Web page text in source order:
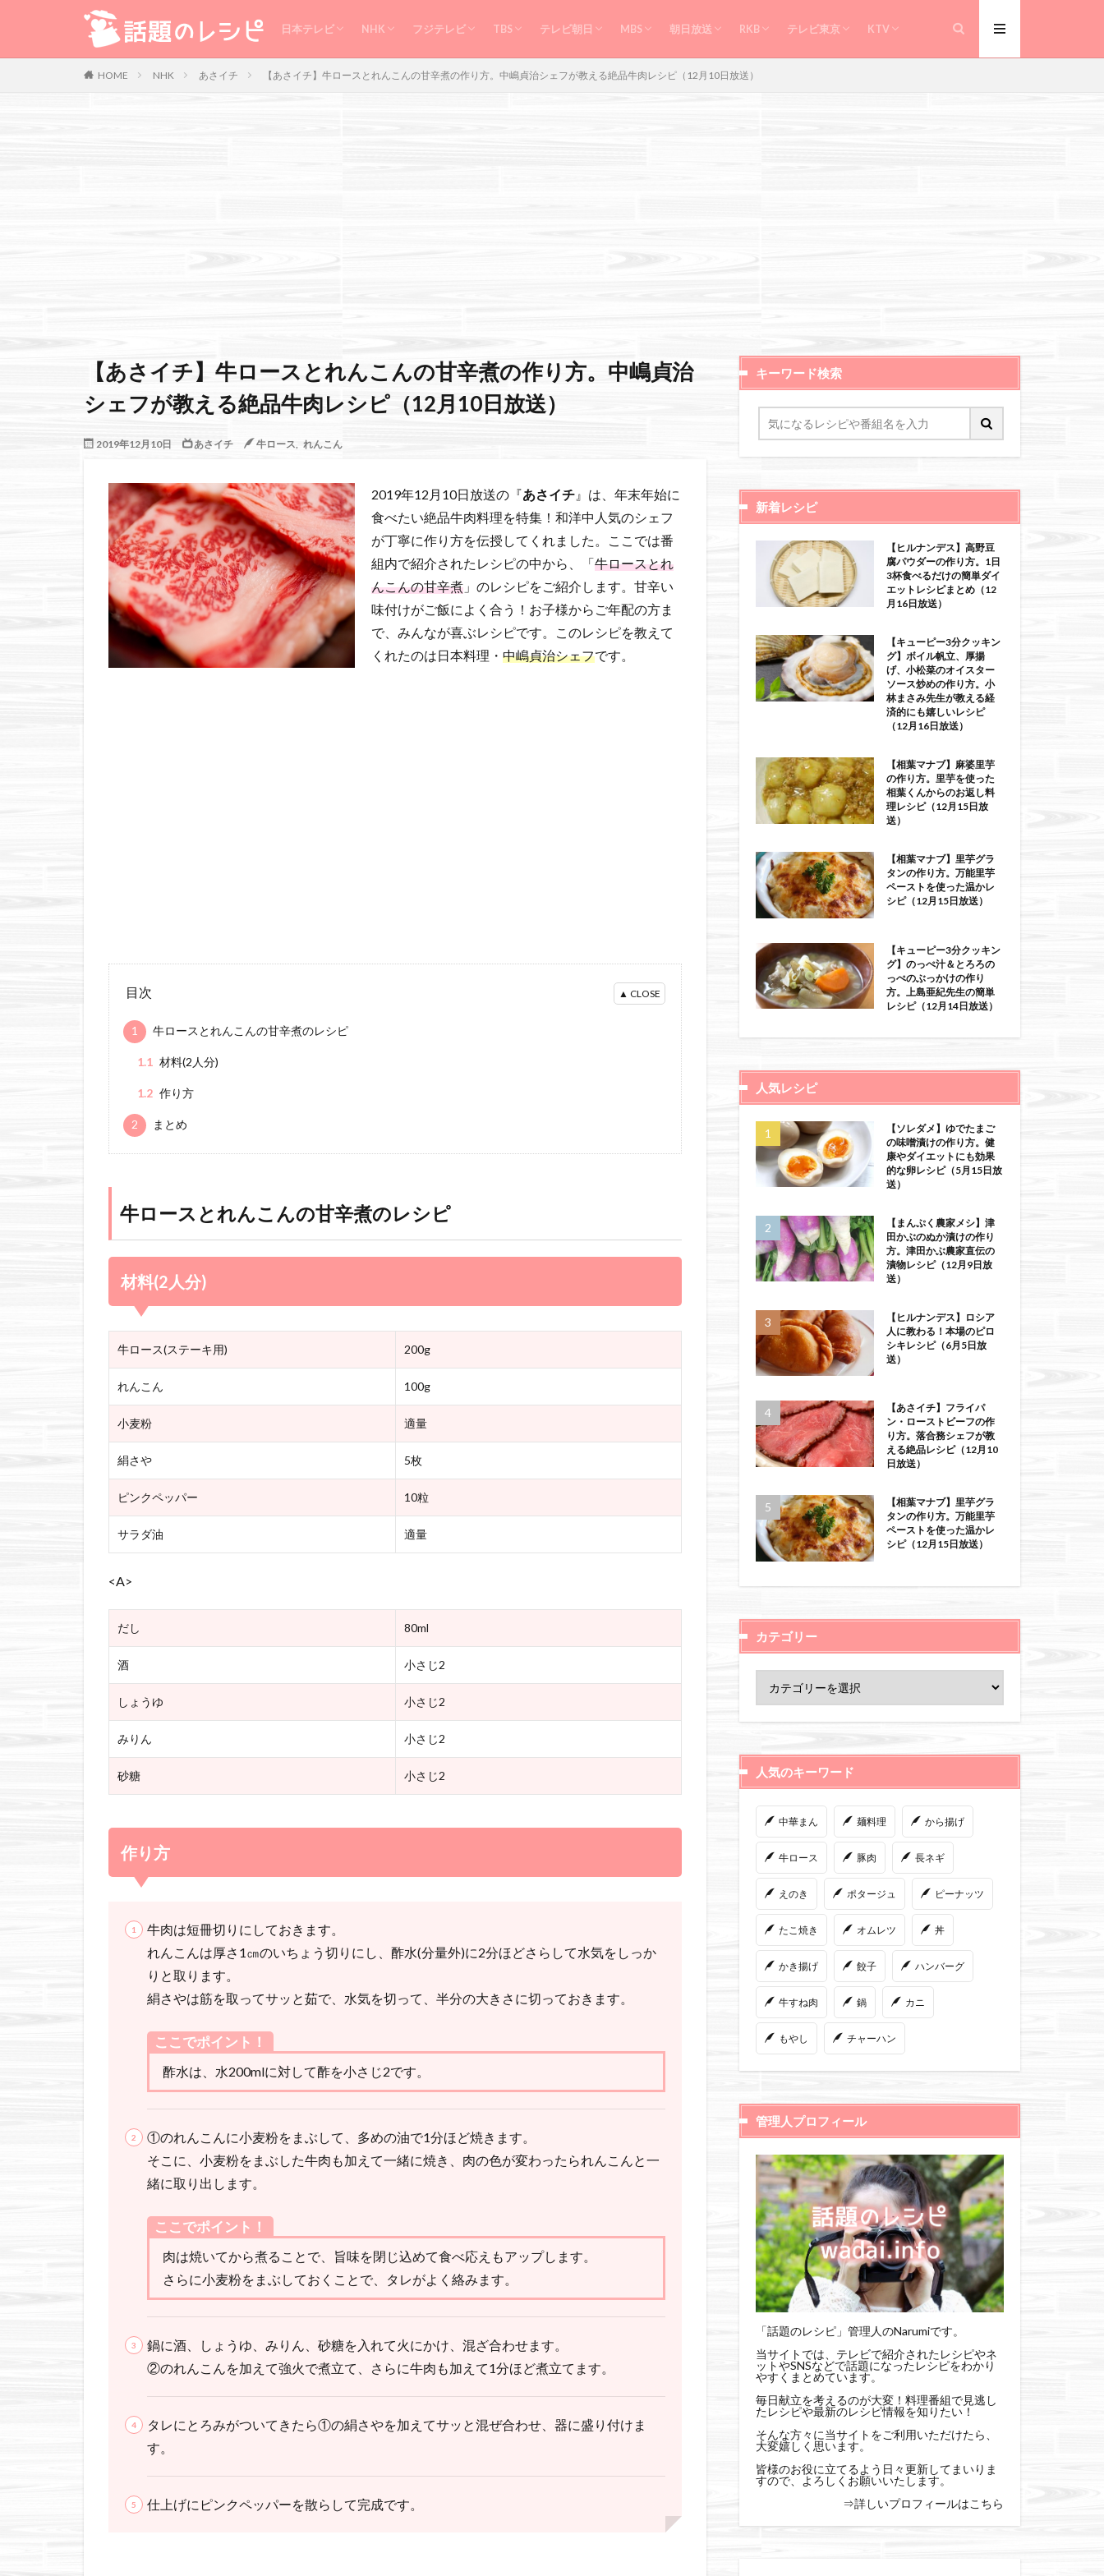
日本テレビ
キューピー3分クッキング
ヒルナンデス
メレンゲの気持ち
有吉ゼミ
世界一受けたい授業
超問クイズ
NHK
あさイチ
ごごナマ
まんぷく農家メシ
フジテレビ
ノンストップ
TBS
モニタリング
テレビ朝日
おかずのクッキング
相葉マナブ
家事ヤロウ
MBS
教えてもらう前と後
朝日放送
上沼恵美子のおしゃべりクッキング
RKB
たべごころ
今日感テレビ
テレビ東京
ソレダメ
主治医が見つかる診療所
男子ごはん
KTV
モモコのOH！ソレ！み～よ！
HOME NHK あさイチ 【あさイチ】牛ロースとれんこんの甘辛煮の作り方。中嶋貞治シェフが教える絶品牛肉レシピ（12月10日放送）
【あさイチ】牛ロースとれんこんの甘辛煮の作り方。中嶋貞治
シェフが教える絶品牛肉レシピ（12月10日放送）
2019年12月10日 あさイチ 牛ロース れんこん
2019年12月10日放送の『あさイチ 』は、年末年始に
食べたい絶品牛肉料理を特集！和洋中人気のシェフ
が丁寧に作り方を伝授してくれました。ここでは番
組内で紹介されたレシピの中から、「牛ロースとれ
んこんの甘辛煮 」のレシピをご紹介します。甘辛い
味付けがご飯によく合う！お子様からご年配の方ま
で、みんなが喜ぶレシピです。このレシピを教えて
くれたのは日本料理・ 中嶋貞治シェフです。
目次
1 牛ロースとれんこんの甘辛煮のレシピ
1.1 材料(2人分)
1.2 作り方
2 まとめ
牛ロースとれんこんの甘辛煮のレシピ
材料(2人分)
牛ロース(ステーキ用) 200g
れんこん 100g
小麦粉 適量
絹さや 5枚
ピンクペッパー 10粒
サラダ油 適量
<A>
だし 80ml
酒 小さじ2
しょうゆ 小さじ2
みりん 小さじ2
砂糖 小さじ2
作り方
牛肉は短冊切りにしておきます。
れんこんは厚さ1㎝のいちょう切りにし、酢水(分量外)に2分ほどさらして水気をしっか
りと取ります。
絹さやは筋を取ってサッと茹で、水気を切って、半分の大きさに切っておきます。
ここでポイント！
酢水は、水200mlに対して酢を小さじ2です。
①のれんこんに小麦粉をまぶして、多めの油で1分ほど焼きます。
そこに、小麦粉をまぶした牛肉も加えて一緒に焼き、肉の色が変わったられんこんと一
緒に取り出します。
ここでポイント！
肉は焼いてから煮ることで、旨味を閉じ込めて食べ応えもアップします。
さらに小麦粉をまぶしておくことで、タレがよく絡みます。
鍋に酒、しょうゆ、みりん、砂糖を入れて火にかけ、混ざ合わせます。
②のれんこんを加えて強火で煮立て、さらに牛肉も加えて1分ほど煮立てます。
タレにとろみがついてきたら①の絹さやを加えてサッと混ぜ合わせ、器に盛り付けま
す。
仕上げにピンクペッパーを散らして完成です。
キーワード検索
新着レシピ
【ヒルナンデス】高野豆
腐パウダーの作り方。1日
3杯食べるだけの簡単ダイ
エットレシピまとめ（12
月16日放送）
【キューピー3分クッキン
グ】ボイル帆立、厚揚
げ、小松菜のオイスター
ソース炒めの作り方。小
林まさみ先生が教える経
済的にも嬉しいレシピ
（12月16日放送）
【相葉マナブ】麻婆里芋
の作り方。里芋を使った
相葉くんからのお返し料
理レシピ（12月15日放
送）
【相葉マナブ】里芋グラ
タンの作り方。万能里芋
ペーストを使った温かレ
シピ（12月15日放送）
【キューピー3分クッキン
グ】のっぺ汁＆とろろの
っぺのぶっかけの作り
方。上島亜紀先生の簡単
レシピ（12月14日放送）
人気レシピ
【ソレダメ】ゆでたまご
の味噌漬けの作り方。健
康やダイエットにも効果
的な卵レシピ（5月15日放
送）
【まんぷく農家メシ】津
田かぶのぬか漬けの作り
方。津田かぶ農家直伝の
漬物レシピ（12月9日放
送）
【ヒルナンデス】ロシア
人に教わる！本場のピロ
シキレシピ（6月5日放
送）
【あさイチ】フライパ
ン・ローストビーフの作
り方。落合務シェフが教
える絶品レシピ（12月10
日放送）
【相葉マナブ】里芋グラ
タンの作り方。万能里芋
ペーストを使った温かレ
シピ（12月15日放送）
カテゴリー
人気のキーワード
中華まん 麺料理 から揚げ
牛ロース 豚肉 長ネギ
えのき ポタージュ ピーナッツ
たこ焼き オムレツ 丼
かき揚げ 餃子 ハンバーグ
牛すね肉 鍋 カニ
もやし チャーハン
管理人プロフィール
「話題のレシピ」管理人のNarumiです。
当サイトでは、テレビで紹介されたレシピやネ
ットやSNSなどで話題になったレシピをわかり
やすくまとめています。
毎日献立を考えるのが大変！料理番組で見逃し
たレシピや最新のレシピ情報を知りたい！
そんな方々に当サイトをご利用いただけたら、
大変嬉しく思います。
皆様のお役に立てるよう日々更新してまいりま
すので、よろしくお願いいたします。
⇒詳しいプロフィールはこちら
TV番組